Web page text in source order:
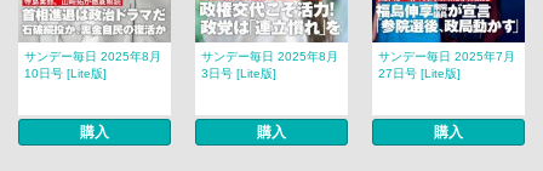
サンデー毎日 2025年8月
10日号 [Lite版]
購入
サンデー毎日 2025年8月
3日号 [Lite版]
購入
サンデー毎日 2025年7月
27日号 [Lite版]
購入